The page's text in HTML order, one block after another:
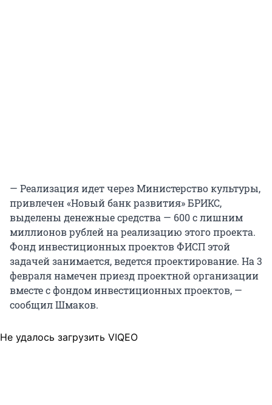
— Реализация идет через Министерство культуры,
привлечен «Новый банк развития» БРИКС,
выделены денежные средства — 600 с лишним
миллионов рублей на реализацию этого проекта.
Фонд инвестиционных проектов ФИСП этой
задачей занимается, ведется проектирование. На 3
февраля намечен приезд проектной организации
вместе с фондом инвестиционных проектов, —
сообщил Шмаков.
Не удалось загрузить VIQEO